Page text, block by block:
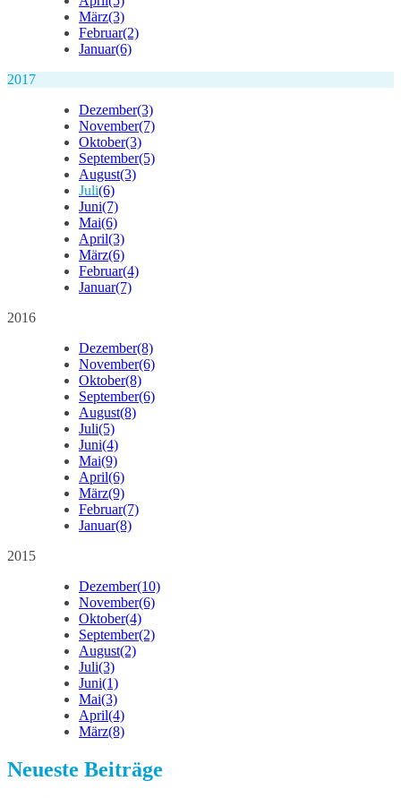
März(3)
Februar(2)
Januar(6)
2017
Dezember(3)
November(7)
Oktober(3)
September(5)
August(3)
Juli(6)
Juni(7)
Mai(6)
April(3)
März(6)
Februar(4)
Januar(7)
2016
Dezember(8)
November(6)
Oktober(8)
September(6)
August(8)
Juli(5)
Juni(4)
Mai(9)
April(6)
März(9)
Februar(7)
Januar(8)
2015
Dezember(10)
November(6)
Oktober(4)
September(2)
August(2)
Juli(3)
Juni(1)
Mai(3)
April(4)
März(8)
Neueste Beiträge